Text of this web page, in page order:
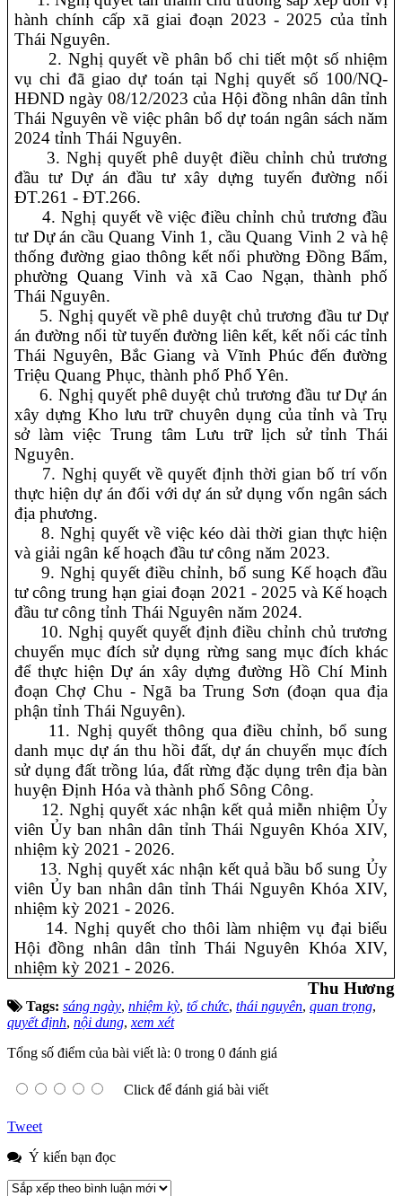
hành chính cấp xã giai đoạn 2023 - 2025 của tỉnh
Thái Nguyên.
2. Nghị quyết về phân bổ chi tiết một số nhiệm
vụ chi đã giao dự toán tại Nghị quyết số 100/NQ-
HĐND ngày 08/12/2023 của Hội đồng nhân dân tỉnh
Thái Nguyên về việc phân bổ dự toán ngân sách năm
2024 tỉnh Thái Nguyên.
3. Nghị quyết phê duyệt điều chỉnh chủ trương
đầu tư Dự án đầu tư xây dựng tuyến đường nối
ĐT.261 - ĐT.266.
4. Nghị quyết về việc điều chỉnh chủ trương đầu
tư Dự án cầu Quang Vinh 1, cầu Quang Vinh 2 và hệ
thống đường giao thông kết nối phường Đồng Bẩm,
phường Quang Vinh và xã Cao Ngạn, thành phố
Thái Nguyên.
5. Nghị quyết về phê duyệt chủ trương đầu tư Dự
án đường nối từ tuyến đường liên kết, kết nối các tỉnh
Thái Nguyên, Bắc Giang và Vĩnh Phúc đến đường
Triệu Quang Phục, thành phố Phổ Yên.
6. Nghị quyết phê duyệt chủ trương đầu tư Dự án
xây dựng Kho lưu trữ chuyên dụng của tỉnh và Trụ
sở làm việc Trung tâm Lưu trữ lịch sử tỉnh Thái
Nguyên.
7. Nghị quyết về quyết định thời gian bố trí vốn
thực hiện dự án đối với dự án sử dụng vốn ngân sách
địa phương.
8. Nghị quyết về việc kéo dài thời gian thực hiện
và giải ngân kế hoạch đầu tư công năm 2023.
9. Nghị quyết điều chỉnh, bổ sung Kế hoạch đầu
tư công trung hạn giai đoạn 2021 - 2025 và Kế hoạch
đầu tư công tỉnh Thái Nguyên năm 2024.
10. Nghị quyết quyết định điều chỉnh chủ trương
chuyển mục đích sử dụng rừng sang mục đích khác
để thực hiện Dự án xây dựng đường Hồ Chí Minh
đoạn Chợ Chu - Ngã ba Trung Sơn (đoạn qua địa
phận tỉnh Thái Nguyên).
11. Nghị quyết thông qua điều chỉnh, bổ sung
danh mục dự án thu hồi đất, dự án chuyển mục đích
sử dụng đất trồng lúa, đất rừng đặc dụng trên địa bàn
huyện Định Hóa và thành phố Sông Công.
12. Nghị quyết xác nhận kết quả miễn nhiệm Ủy
viên Ủy ban nhân dân tỉnh Thái Nguyên Khóa XIV,
nhiệm kỳ 2021 - 2026.
13. Nghị quyết xác nhận kết quả bầu bổ sung Ủy
viên Ủy ban nhân dân tỉnh Thái Nguyên Khóa XIV,
nhiệm kỳ 2021 - 2026.
14. Nghị quyết cho thôi làm nhiệm vụ đại biểu
Hội đồng nhân dân tỉnh Thái Nguyên Khóa XIV,
nhiệm kỳ 2021 - 2026.
Thu Hương
Tags: sáng ngày, nhiệm kỳ, tổ chức, thái nguyên, quan trọng,
quyết định, nội dung,xem xét
Tổng số điểm của bài viết là: 0 trong 0 đánh giá
Click để đánh giá bài viết
Tweet
Ý kiến bạn đọc